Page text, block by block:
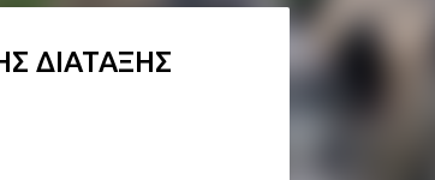
ΔΙΑΤΑΞΗΣ